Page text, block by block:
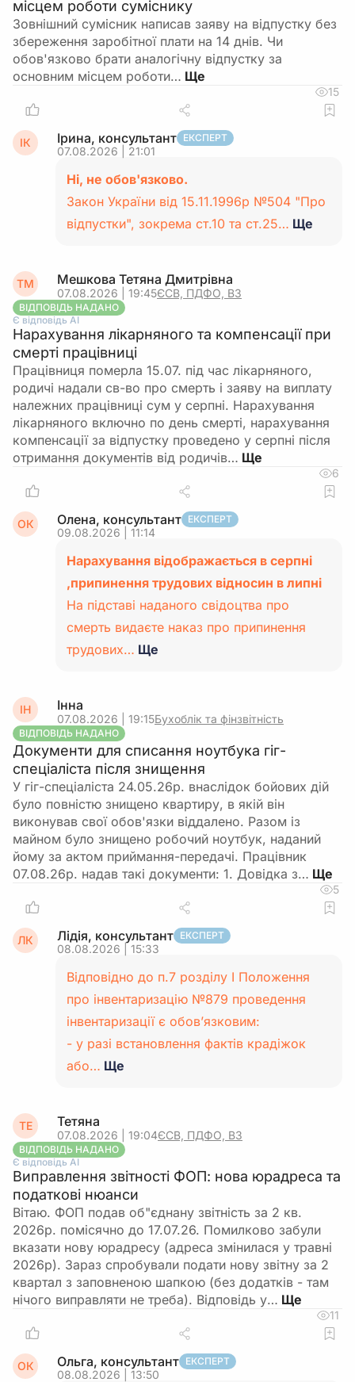
місцем роботи суміснику
Зовнішний сумісник написав заяву на відпустку без
збереження заробітної плати на 14 днів. Чи
обов'язково брати аналогічну відпустку за
основним місцем роботи…
15
ІК Ірина, консультант ЕКСПЕРТ
07.08.2026 | 21:01
Ні, не обов'язково.
Закон України від 15.11.1996р №504 "Про
відпустки", зокрема ст.10 та ст.25… Ще
ТМ Мешкова Тетяна Дмитрівна
07.08.2026 | 19:45ЄСВ, ПДФО, ВЗ
ВІДПОВІДЬ НАДАНО
Є відповідь АІ
Нарахування лікарняного та компенсації при
смерті працівниці
Працівниця померла 15.07. під час лікарняного,
родичі надали св-во про смерть і заяву на виплату
належних працівниці сум у серпні. Нарахування
лікарняного включно по день смерті, нарахування
компенсації за відпустку проведено у серпні після
отримання документів від родичів…
6
ОК Олена, консультант ЕКСПЕРТ
09.08.2026 | 11:14
Нарахування відображається в серпні
,припинення трудових відносин в липні
На підставі наданого свідоцтва про
смерть видаєте наказ про припинення
трудових… Ще
ІН Інна
07.08.2026 | 19:15Бухоблік та фінзвітність
ВІДПОВІДЬ НАДАНО
Документи для списання ноутбука гіг-
спеціаліста після знищення
У гіг-спеціаліста 24.05.26р. внаслідок бойових дій
було повністю знищено квартиру, в якій він
виконував свої обов'язки віддалено. Разом із
майном було знищено робочий ноутбук, наданий
йому за актом приймання-передачі. Працівник
07.08.26р. надав такі документи: 1. Довідка з…
5
ЛК Лідія, консультант ЕКСПЕРТ
08.08.2026 | 15:33
Відповідно до п.7 розділу І Положення
про інвентаризацію №879 проведення
інвентаризації є обов’язковим:
- у разі встановлення фактів крадіжок
або… Ще
ТЕ Тетяна
07.08.2026 | 19:04ЄСВ, ПДФО, ВЗ
ВІДПОВІДЬ НАДАНО
Є відповідь АІ
Виправлення звітності ФОП: нова юрадреса та
податкові нюанси
Вітаю. ФОП подав об"єднану звітність за 2 кв.
2026р. помісячно до 17.07.26. Помилково забули
вказати нову юрадресу (адреса змінилася у травні
2026р). Зараз спробували подати нову звітну за 2
квартал з заповненою шапкою (без додатків - там
нічого виправляти не треба). Відповідь у…
11
ОК Ольга, консультант ЕКСПЕРТ
08.08.2026 | 13:50